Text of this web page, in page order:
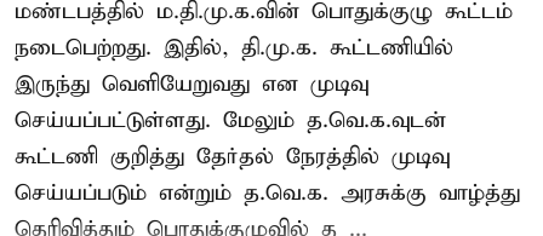
மண்டபத்தில் ம.தி.மு.க.வின் பொதுக்குழு கூட்டம்
நடைபெற்றது. இதில், தி.மு.க. கூட்டணியில்
இருந்து வெளியேறுவது என முடிவு
செய்யப்பட்டுள்ளது. மேலும் த.வெ.க.வுடன்
கூட்டணி குறித்து தேர்தல் நேரத்தில் முடிவு
செய்யப்படும் என்றும் த.வெ.க. அரசுக்கு வாழ்த்து
தெரிவித்தும் பொதுக்குழுவில் த ...